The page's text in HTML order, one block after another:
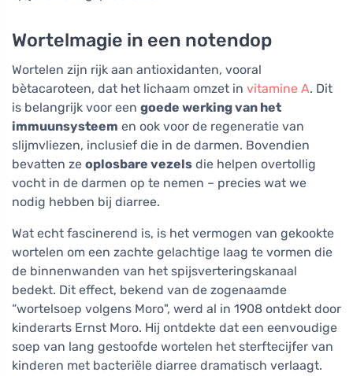
Wortelmagie in een notendop
Wortelen zijn rijk aan antioxidanten, vooral
bètacaroteen, dat het lichaam omzet in vitamine A. Dit
is belangrijk voor een goede werking van het
immuunsysteem en ook voor de regeneratie van
slijmvliezen, inclusief die in de darmen. Bovendien
bevatten ze oplosbare vezels die helpen overtollig
vocht in de darmen op te nemen – precies wat we
nodig hebben bij diarree.
Wat echt fascinerend is, is het vermogen van gekookte
wortelen om een zachte gelachtige laag te vormen die
de binnenwanden van het spijsverteringskanaal
bedekt. Dit effect, bekend van de zogenaamde
“wortelsoep volgens Moro", werd al in 1908 ontdekt door
kinderarts Ernst Moro. Hij ontdekte dat een eenvoudige
soep van lang gestoofde wortelen het sterftecijfer van
kinderen met bacteriële diarree dramatisch verlaagt.